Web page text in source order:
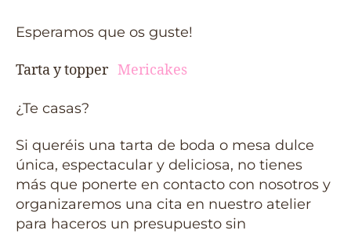
Esperamos que os guste!
Tarta y topper Mericakes
¿Te casas?
Si queréis una tarta de boda o mesa dulce
única, espectacular y deliciosa, no tienes
más que ponerte en contacto con nosotros y
organizaremos una cita en nuestro atelier
para haceros un presupuesto sin